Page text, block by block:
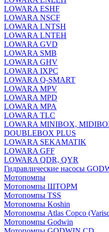
LOWARA ESHF
LOWARA NSCF
LOWARA LNTSH
LOWARA LNTEH
LOWARA GVD
LOWARA SMB
LOWARA GHV
LOWARA IXPС
LOWARA Q-SMART
LOWARA MPV
LOWARA MPD
LOWARA MPA
LOWARA TLC
LOWARA MINIBOX,
DOUBLEBOX PLUS
LOWARA SEKAMATIK
LOWARA GFF
LOWARA QDR, QYR
Гидравлические насосы
Мотопомпы
Мотопомпы ШТОРМ
Мотопомпы TSS
Мотопомпы Koshin
Мотопомпы Atlas Copco
Мотопомпы Godwin